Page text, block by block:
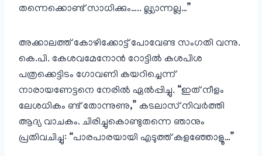
തന്നെക്കൊണ്ട് സാധിക്കും….. ല്ല്യാന്നല്ല…”
അക്കാലത്ത് കോഴിക്കോട്ട് പോവേണ്ട സംഗതി വന്നു.
കെ.പി. കേശവമേനോൻ റോട്ടിൽ കശപിശ
പത്രക്കെട്ടിടം ഗോവണി കയറിച്ചെന്ന്
നാരായണേട്ടനെ നേരിൽ ഏൽപ്പിച്ചു. “ഇത് നീളം
ലേശധികം ണ്ട് തോന്നുണു,” കടലാസ് നിവർത്തി
ആദ്യ വാചകം. ചിരിച്ചുകൊണ്ടുതന്നെ ഞാനും
പ്രതിവചിച്ചു: “പാരപാരയായി എടുത്ത് കളഞ്ഞോളൂ…”